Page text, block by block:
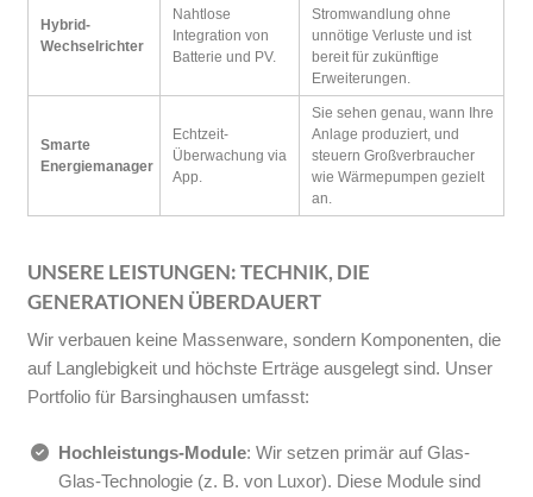
Hybrid-
Wechselrichter
Nahtlose
Integration von
Batterie und PV.
Stromwandlung ohne
unnötige Verluste und ist
bereit für zukünftige
Erweiterungen.
Smarte
Energiemanager
Echtzeit-
Überwachung via
App.
Sie sehen genau, wann Ihre
Anlage produziert, und
steuern Großverbraucher
wie Wärmepumpen gezielt
an.
UNSERE LEISTUNGEN: TECHNIK, DIE
GENERATIONEN ÜBERDAUERT
Wir verbauen keine Massenware, sondern Komponenten, die
auf Langlebigkeit und höchste Erträge ausgelegt sind. Unser
Portfolio für Barsinghausen umfasst:
Hochleistungs-Module: Wir setzen primär auf Glas-
Glas-Technologie (z. B. von Luxor). Diese Module sind